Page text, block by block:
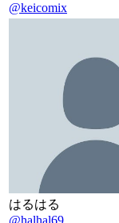
@keicomix
はるはる
@halhal69